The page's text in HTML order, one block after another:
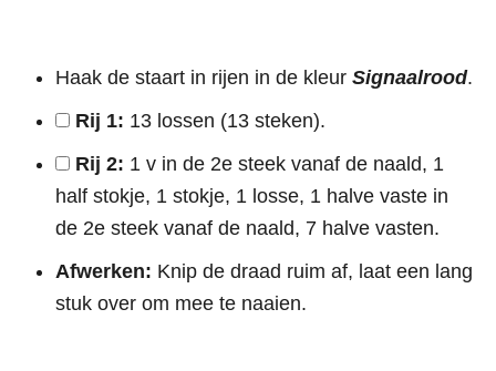
Haak de staart in rijen in de kleur Signaalrood.
Rij 1: 13 lossen (13 steken).
Rij 2: 1 v in de 2e steek vanaf de naald, 1
half stokje, 1 stokje, 1 losse, 1 halve vaste in
de 2e steek vanaf de naald, 7 halve vasten.
Afwerken: Knip de draad ruim af, laat een lang
stuk over om mee te naaien.